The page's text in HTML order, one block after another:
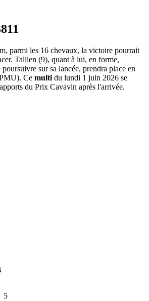
parmi les 16 chevaux, la victoire pourrait
Tallien (9), quant à lui, en forme,
sur sa lancée, prendra place en
Ce multi du lundi 1 juin 2026 se
du Prix Cavavin après l'arrivée.
5